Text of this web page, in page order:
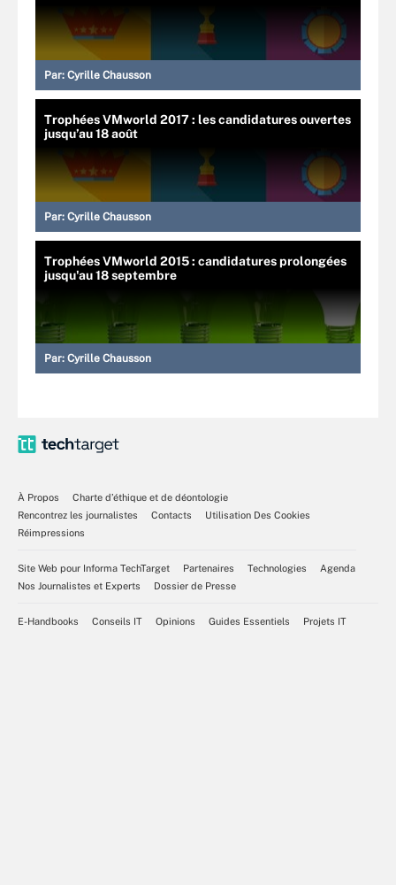
Par: Cyrille Chausson
Trophées VMworld 2017 : les candidatures ouvertes
jusqu’au 18 août
Par: Cyrille Chausson
Trophées VMworld 2015 : candidatures prolongées
jusqu'au 18 septembre
Par: Cyrille Chausson
À Propos
Charte d’éthique et de déontologie
Rencontrez les journalistes
Contacts
Utilisation Des Cookies
Réimpressions
Site Web pour Informa TechTarget Partenaires Technologies
Agenda
Nos Journalistes et Experts
Dossier de Presse
E-Handbooks Conseils IT Opinions Guides Essentiels Projets IT